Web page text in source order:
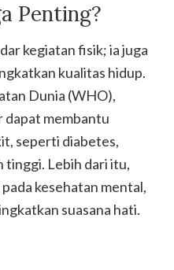
Penting?
kegiatan fisik; ia juga
kualitas hidup.
Dunia (WHO),
membantu
seperti diabetes,
tinggi. Lebih dari itu,
kesehatan mental,
suasana hati.